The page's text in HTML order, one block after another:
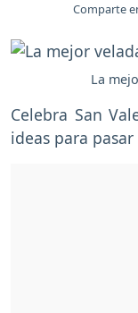
Comparte
La
Celebra San
ideas para